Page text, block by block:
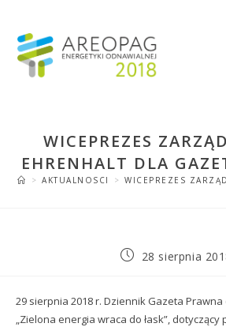
WICEPREZES
EHRENHALT DLA
> AKTUALNOSCI > WICEPREZES
28 sierpnia
29 sierpnia 2018 r. Dziennik Gazeta Prawna
„Zielona energia wraca do łask”,